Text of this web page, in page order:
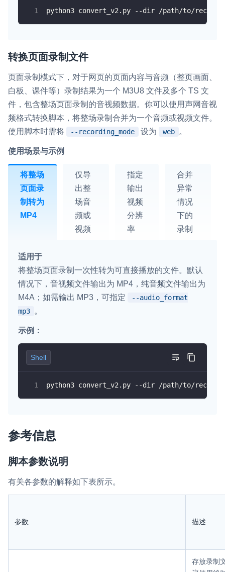
python3 convert_v2.py --dir /path/to/
转换页面录制文件
页面录制模式下，对于网页的页面内容与音频（整页画面、
白板、课件等）录制结果为一个 M3U8 文件及多个 TS 文
件，包含整场页面录制的音视频数据。你可以使用声网音视
频格式转换脚本，将整场录制合并为一个音频或视频文件。
使用脚本时需将
--recording_mode 设为 web 。
使用场景与示例
将整场
页面录
制转为
MP4
仅导
出整
场音
频或
视频
指定
输出
视频
分辨
率
合并
异常
情况
下的
录制
适用于
将整场页面录制一次性转为可直接播放的文件。默认
情况下，音视频文件输出为 MP4，纯音频文件输出为
M4A；如需输出 MP3，可指定
--audio_format
mp3
。
示例：
Shell
python3 convert_v2.py --dir /path/to/
参考信息
脚本参数说明
有关各参数的解释如下表所示。
参数 描述
存放录制